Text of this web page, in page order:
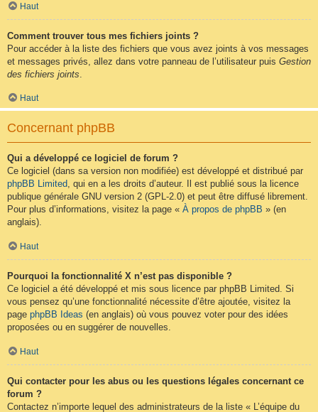
Haut
Comment trouver tous mes fichiers joints ?
Pour accéder à la liste des fichiers que vous avez joints à vos messages
et messages privés, allez dans votre panneau de l’utilisateur puis Gestion
des fichiers joints
Haut
Concernant phpBB
Qui a développé ce logiciel de forum ?
Ce logiciel (dans sa version non modifiée) est développé et distribué par
phpBB Limited, qui en a les droits d’auteur. Il est publié sous la licence
publique générale GNU version 2 (GPL-2.0) et peut être diffusé librement.
Pour plus d’informations, visitez la page « À propos de phpBB » (en
anglais).
Haut
Pourquoi la fonctionnalité X n’est pas disponible ?
Ce logiciel a été développé et mis sous licence par phpBB Limited. Si
vous pensez qu’une fonctionnalité nécessite d’être ajoutée, visitez la
page phpBB Ideas (en anglais) où vous pouvez voter pour des idées
proposées ou en suggérer de nouvelles.
Haut
Qui contacter pour les abus ou les questions légales concernant ce
forum ?
Contactez n’importe lequel des administrateurs de la liste « L’équipe du